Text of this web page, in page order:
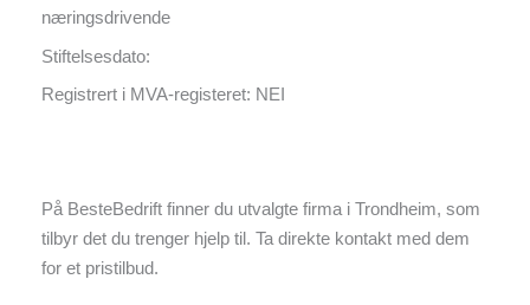
næringsdrivende
Stiftelsesdato:
Registrert i MVA-registeret: NEI
På BesteBedrift finner du utvalgte firma i Trondheim, som
tilbyr det du trenger hjelp til. Ta direkte kontakt med dem
for et pristilbud.